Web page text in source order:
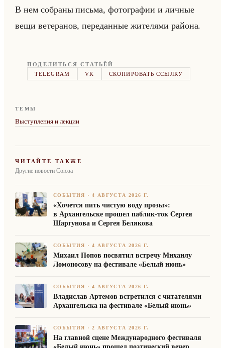
В нем со­бра­ны письма, фо­то­гра­фии и лич­ные
вещи ве­те­ра­нов, пе­ре­дан­ные жи­те­ля­ми райо­на.
ПОДЕЛИТЬСЯ СТАТЬЁЙ
TELEGRAM
VK СКОПИРОВАТЬ ССЫЛКУ
ТЕМЫ
Выступления и лекции
ЧИТАЙТЕ ТАКЖЕ
Другие новости Союза
СОБЫТИЯ ·4 АВГУСТА 2026 Г.
«Хочется пить чистую воду прозы»:
в Архангельске прошел паблик-ток Сергея
Шаргунова и Сергея Белякова
СОБЫТИЯ ·4 АВГУСТА 2026 Г.
Михаил Попов посвятил встречу Михаилу
Ломоносову на фестивале «Белый июнь»
СОБЫТИЯ ·4 АВГУСТА 2026 Г.
Владислав Артемов встретился с читателями
Архангельска на фестивале «Белый июнь»
СОБЫТИЯ ·2 АВГУСТА 2026 Г.
На главной сцене Международного фестиваля